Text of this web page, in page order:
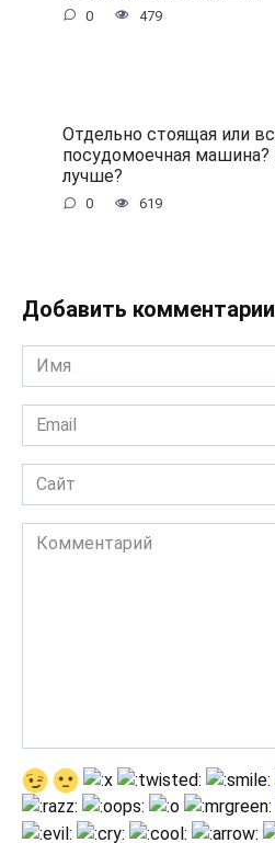
0 479
Отдельно стоящая или
посудомоечная машина?
лучше?
0 619
Добавить комментарии
Имя
*
Email
*
Сайт
Комментарий